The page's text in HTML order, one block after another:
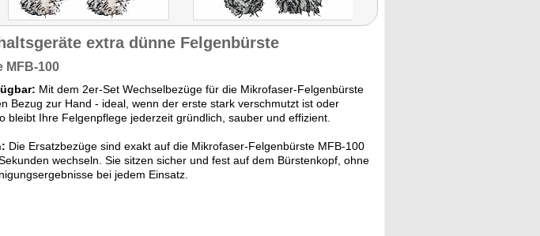
extra dünne Felgenbürste
MFB-100
Mit dem 2er-Set Wechselbezüge für die Mikrofaser-Felgenbürste
Bezug zur Hand - ideal, wenn der erste stark verschmutzt ist oder
bleibt Ihre Felgenpflege jederzeit gründlich, sauber und effizient.
Die Ersatzbezüge sind exakt auf die Mikrofaser-Felgenbürste MFB-100
wechseln. Sie sitzen sicher und fest auf dem Bürstenkopf, ohne
bei jedem Einsatz.